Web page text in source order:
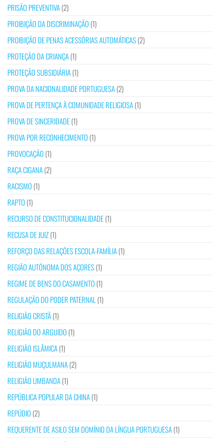
PRISÃO PREVENTIVA(2)
PROIBIÇÃO DA DISCRIMINAÇÃO (1)
PROIBIÇÃO DE PENAS ACESSÓRIAS AUTOMÁTICAS(2)
PROTEÇÃO DA CRIANÇA(1)
PROTEÇÃO SUBSIDIÁRIA(1)
PROVA DA NACIONALIDADE PORTUGUESA(2)
PROVA DE PERTENÇA À COMUNIDADE RELIGIOSA(1)
PROVA DE SINCERIDADE(1)
PROVA POR RECONHECIMENTO (1)
PROVOCAÇÃO (1)
RAÇA CIGANA(2)
RACISMO (1)
RAPTO (1)
RECURSO DE CONSTITUCIONALIDADE(1)
RECUSA DE JUIZ(1)
REFORÇO DAS RELAÇÕES ESCOLA-FAMÍLIA(1)
REGIÃO AUTÓNOMA DOS AÇORES(1)
REGIME DE BENS DO CASAMENTO (1)
REGULAÇÃO DO PODER PATERNAL (1)
RELIGIÃO CRISTÃ(1)
RELIGIÃO DO ARGUIDO (1)
RELIGIÃO ISLÂMICA(1)
RELIGIÃO MUÇULMANA(2)
RELIGIÃO UMBANDA(1)
REPÚBLICA POPULAR DA CHINA(1)
REPÚDIO (2)
REQUERENTE DE ASILO SEM DOMÍNIO DA LÍNGUA PORTUGUESA(1)